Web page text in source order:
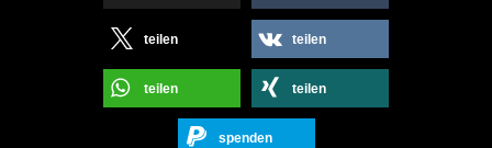
teilen teilen
teilen teilen
spenden